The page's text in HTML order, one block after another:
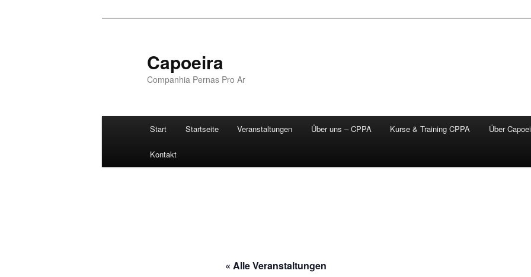
Capoeira
Companhia Pernas Pro Ar
Start Startseite Veranstaltungen Über uns – CPPA Kurse & Training CPPA Über
Kontakt
« Alle Veranstaltungen